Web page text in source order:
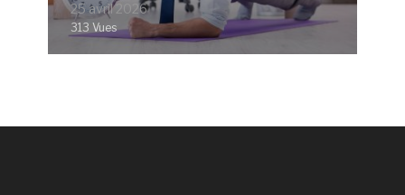
25 avril 2026
313 Vues